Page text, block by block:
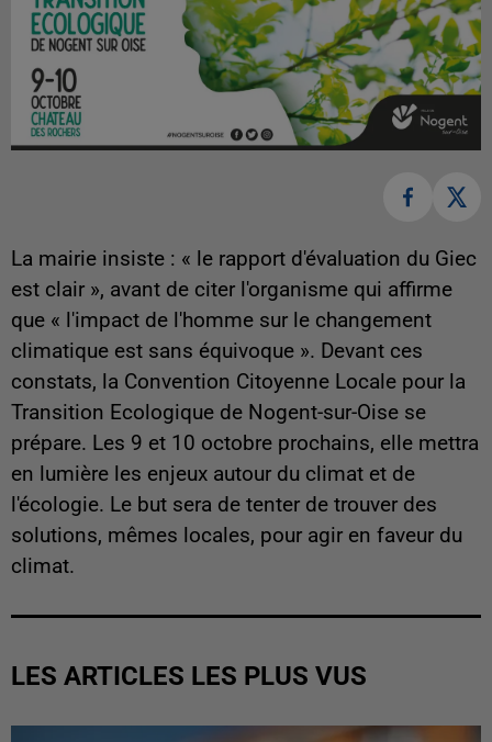
La mairie insiste : « le rapport d'évaluation du Giec
est clair », avant de citer l'organisme qui affirme
que « l'impact de l'homme sur le changement
climatique est sans équivoque ». Devant ces
constats, la Convention Citoyenne Locale pour la
Transition Ecologique de Nogent-sur-Oise se
prépare. Les 9 et 10 octobre prochains, elle mettra
en lumière les enjeux autour du climat et de
l'écologie. Le but sera de tenter de trouver des
solutions, mêmes locales, pour agir en faveur du
climat.
LES ARTICLES LES PLUS VUS